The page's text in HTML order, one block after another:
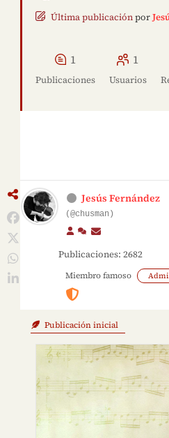
Última publicaciónpor
1
Publicaciones
1
Usuarios
Jesús Fernández
(@chusman)
Publicaciones: 2682
Miembro famoso
Publicación inicial